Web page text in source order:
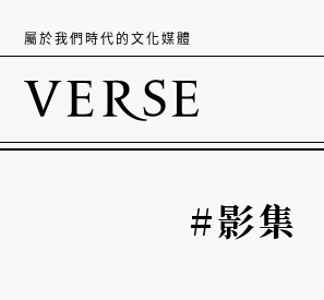
屬於我們時代的文化媒體
#影集